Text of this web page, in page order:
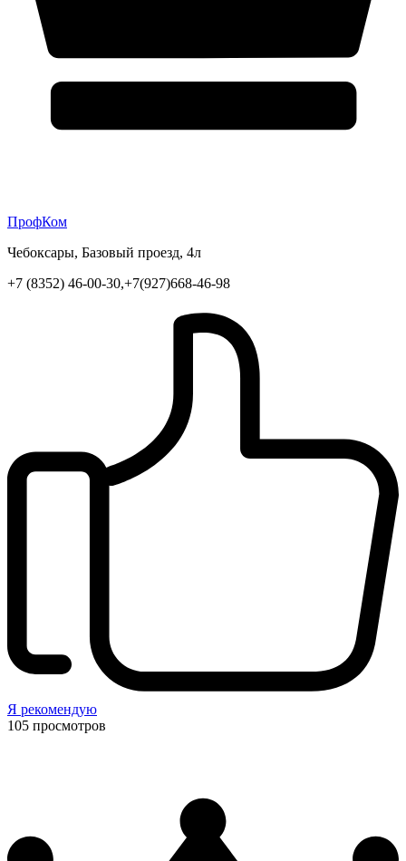
ПрофКом
Чебоксары, Базовый проезд, 4л
+7 (8352) 46-00-30,+7(927)668-46-98
Я рекомендую
105 просмотров